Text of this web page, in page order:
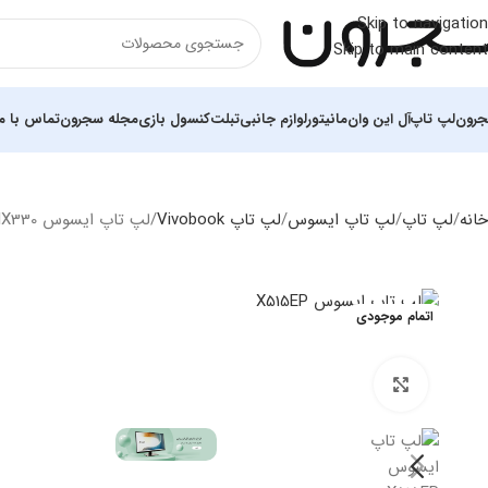
Skip to navigation
Skip to main content
لپ تاپآل این وانمانیتورلوازم جانبیتبلتکنسول بازیمجله سجرونتماس با
خانه لپ تاپ لپ تاپ ایسوس لپ تاپ Vivobook لپ تاپ ایسوس X515EP i7 1165G7 8GB 1TB SSD 2GB MX330
اتمام موجودی